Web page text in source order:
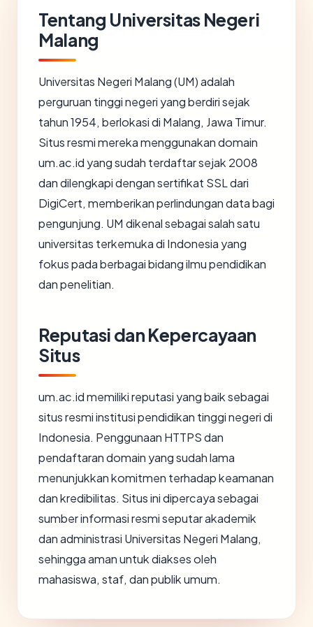
Tentang Universitas Negeri
Malang
Universitas Negeri Malang (UM) adalah
perguruan tinggi negeri yang berdiri sejak
tahun 1954, berlokasi di Malang, Jawa Timur.
Situs resmi mereka menggunakan domain
um.ac.id yang sudah terdaftar sejak 2008
dan dilengkapi dengan sertifikat SSL dari
DigiCert, memberikan perlindungan data bagi
pengunjung. UM dikenal sebagai salah satu
universitas terkemuka di Indonesia yang
fokus pada berbagai bidang ilmu pendidikan
dan penelitian.
Reputasi dan Kepercayaan
Situs
um.ac.id memiliki reputasi yang baik sebagai
situs resmi institusi pendidikan tinggi negeri di
Indonesia. Penggunaan HTTPS dan
pendaftaran domain yang sudah lama
menunjukkan komitmen terhadap keamanan
dan kredibilitas. Situs ini dipercaya sebagai
sumber informasi resmi seputar akademik
dan administrasi Universitas Negeri Malang,
sehingga aman untuk diakses oleh
mahasiswa, staf, dan publik umum.